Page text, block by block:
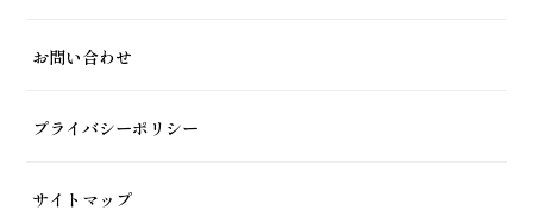
お問い合わせ
プライバシーポリシー
サイトマップ